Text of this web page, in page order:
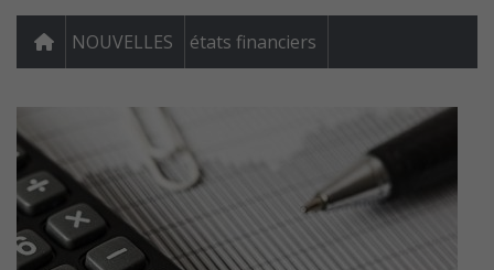
NOUVELLES états financiers